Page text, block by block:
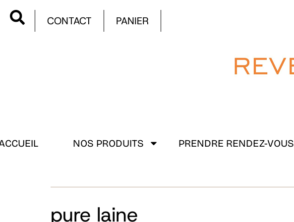
CONTACT PANIER
NOS PRODUITS PRENDRE RENDEZ-VOUS
pure laine